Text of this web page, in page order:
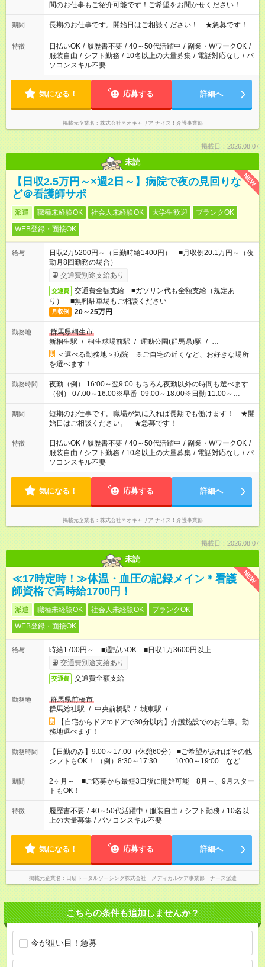
間のお仕事もご紹介可能です！ご希望をお聞かせください！★家
庭の都合でお休みが必要な場合も遠慮なくご相談ください。 ※
週最低15時間以上の勤務が必要です
期間 長期のお仕事です。開始日はご相談ください！ ★急募です！
特徴 日払いOK / 履歴書不要 / 40～50代活躍中 / 副業・WワークOK /
服装自由 / シフト勤務 / 10名以上の大量募集 / 電話対応なし / パ
ソコンスキル不要
気になる！ 応募する 詳細へ
掲載元企業名 株式会社ネオキャリア ナイス！介護事業部
掲載日：2026.08.07
未読
NEW
【日収2.5万円～×週2日～】病院で夜の見回りな
ど＠看護師サポ
派遣 職種未経験OK 社会人未経験OK 大学生歓迎
ブランクOK
WEB登録・面接OK
給与
日収2万5200円～（日勤時給1400円） ■月収例20.1万円～（夜
勤月8回勤務の場合）
交通費別途支給あり
交通費
交通費全額支給 ■ガソリン代も全額支給（規定あ
り） ■無料駐車場もご相談ください
月収例 20～25万円
勤務地
群馬県桐生市
新桐生駅 / 桐生球場前駅 / 運動公園(群馬県)駅 / …
＜選べる勤務地＞病院 ※ご自宅の近くなど、お好きな場所
を選べます！
勤務時間
夜勤（例） 16:00～翌9:00 もちろん夜勤以外の時間も選べます
（例） 07:00～16:00※早番 09:00～18:00※日勤 11:00～
20:00※遅番 ※時間は、固定・選べる施設もあるので、ご希望が
あれば調整できます！ ※シフト制。勤務地により実働時間が異
なります。★家庭の都合でお休みが必要な場合も遠慮なくご相談
ください。
期間
短期のお仕事です。職場が気に入れば長期でも働けます！ ★開
始日はご相談ください。 ★急募です！
特徴 日払いOK / 履歴書不要 / 40～50代活躍中 / 副業・WワークOK /
服装自由 / シフト勤務 / 10名以上の大量募集 / 電話対応なし / パ
ソコンスキル不要
気になる！ 応募する 詳細へ
掲載元企業名 株式会社ネオキャリア ナイス！介護事業部
掲載日：2026.08.07
未読
NEW
≪17時定時！≫体温・血圧の記録メイン＊看護
師資格で高時給1700円！
派遣 職種未経験OK 社会人未経験OK
ブランクOK
WEB登録・面接OK
給与
時給1700円～ ■週払いOK ■日収1万3600円以上
交通費別途支給あり
交通費 交通費全額支給
勤務地
群馬県前橋市
群馬総社駅 / 中央前橋駅 / 城東駅 / …
【自宅からドアtoドアで30分以内】介護施設でのお仕事。勤
務地選べます！
勤務時間
【日勤のみ】9:00～17:00（休憩60分） ■ご希望があればその他
シフトもOK！ （例）8:30～17:30 10:00～19:00 など
「家族とお休みを合わせたい」 「できれば残業はしたくない」
など、あなたのご希望に沿ったお仕事をご紹介します！ ※Wワ
ーク希望の方へ 今ご覧のお仕事で希望する勤務時間と、もう1つ
のお仕事の勤務時間。 合計で週40時間を超える場合は応募でき
ません
期間
2ヶ月～ ■ご応募から最短3日後に開始可能 8月～、9月スター
トもOK！
特徴 履歴書不要 / 40～50代活躍中 / 服装自由 / シフト勤務 / 10名以
上の大量募集 / パソコンスキル不要
気になる！ 応募する 詳細へ
掲載元企業名 日研トータルソーシング株式会社 メディカルケア事業部 ナース派遣
こちらの条件も追加しませんか？
今が狙い目！急募